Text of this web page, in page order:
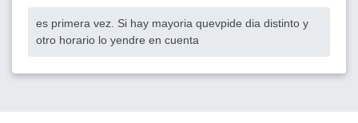
es primera vez. Si hay mayoria quevpide dia distinto y
otro horario lo yendre en cuenta